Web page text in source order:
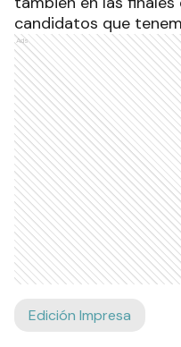
candidatos que
Ads
Edición Impresa